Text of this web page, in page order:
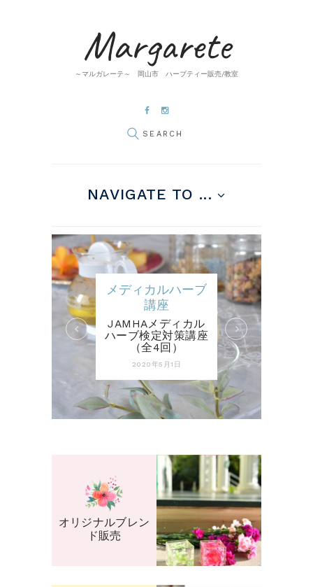
Margarete
～マルガレーテ～ 岡山市 ハーブティー販売/教室
NAVIGATE TO ...
メディカルハーブ
講座
JAMHAメディカル
ハーブ検定対策講座
（全4回）
2020年5月1日
オリジナルブレン
ド販売